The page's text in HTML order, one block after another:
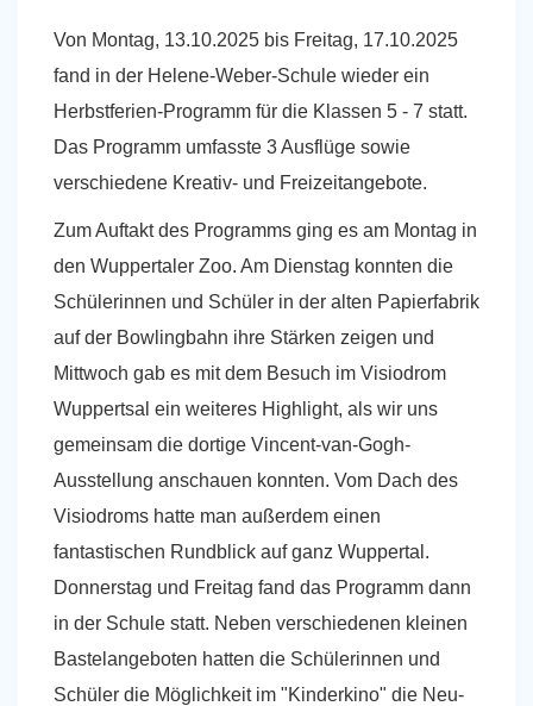
Von Montag, 13.10.2025 bis Freitag, 17.10.2025
fand in der Helene-Weber-Schule wieder ein
Herbstferien-Programm für die Klassen 5 - 7 statt.
Das Programm umfasste 3 Ausflüge sowie
verschiedene Kreativ- und Freizeitangebote.
Zum Auftakt des Programms ging es am Montag in
den Wuppertaler Zoo. Am Dienstag konnten die
Schülerinnen und Schüler in der alten Papierfabrik
auf der Bowlingbahn ihre Stärken zeigen und
Mittwoch gab es mit dem Besuch im Visiodrom
Wuppertsal ein weiteres Highlight, als wir uns
gemeinsam die dortige Vincent-van-Gogh-
Ausstellung anschauen konnten. Vom Dach des
Visiodroms hatte man außerdem einen
fantastischen Rundblick auf ganz Wuppertal.
Donnerstag und Freitag fand das Programm dann
in der Schule statt. Neben verschiedenen kleinen
Bastelangeboten hatten die Schülerinnen und
Schüler die Möglichkeit im "Kinderkino" die Neu-